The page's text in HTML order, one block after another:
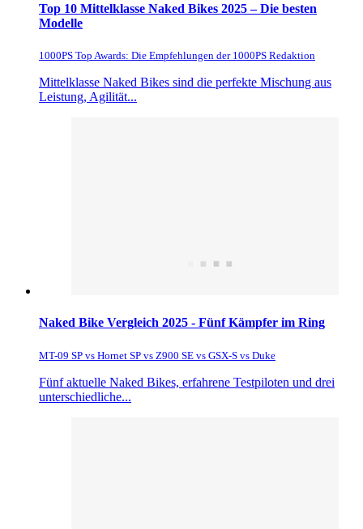
Top 10 Mittelklasse Naked Bikes 2025 – Die besten
Modelle
1000PS Top Awards: Die Empfehlungen der 1000PS Redaktion
Mittelklasse Naked Bikes sind die perfekte Mischung aus
Leistung, Agilität...
Naked Bike Vergleich 2025 - Fünf Kämpfer im Ring
MT-09 SP vs Hornet SP vs Z900 SE vs GSX-S vs Duke
Fünf aktuelle Naked Bikes, erfahrene Testpiloten und drei
unterschiedliche...